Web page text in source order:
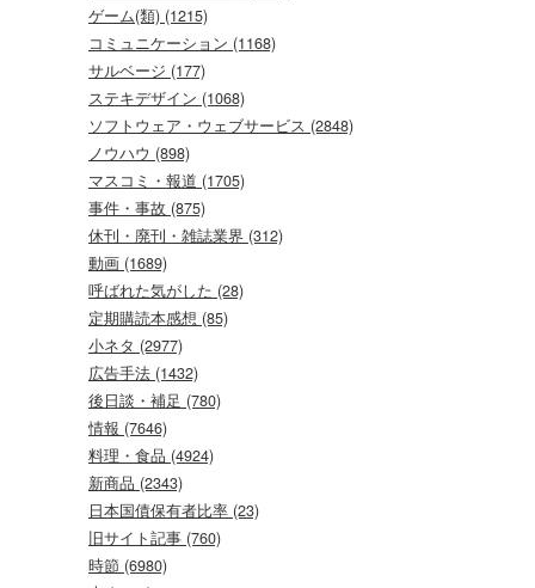
ゲーム(類) (1215)
コミュニケーション (1168)
サルベージ (177)
ステキデザイン (1068)
ソフトウェア・ウェブサービス (2848)
ノウハウ (898)
マスコミ・報道 (1705)
事件・事故 (875)
休刊・廃刊・雑誌業界 (312)
動画 (1689)
呼ばれた気がした (28)
定期購読本感想 (85)
小ネタ (2977)
広告手法 (1432)
後日談・補足 (780)
情報 (7646)
料理・食品 (4924)
新商品 (2343)
日本国債保有者比率 (23)
旧サイト記事 (760)
時節 (6980)